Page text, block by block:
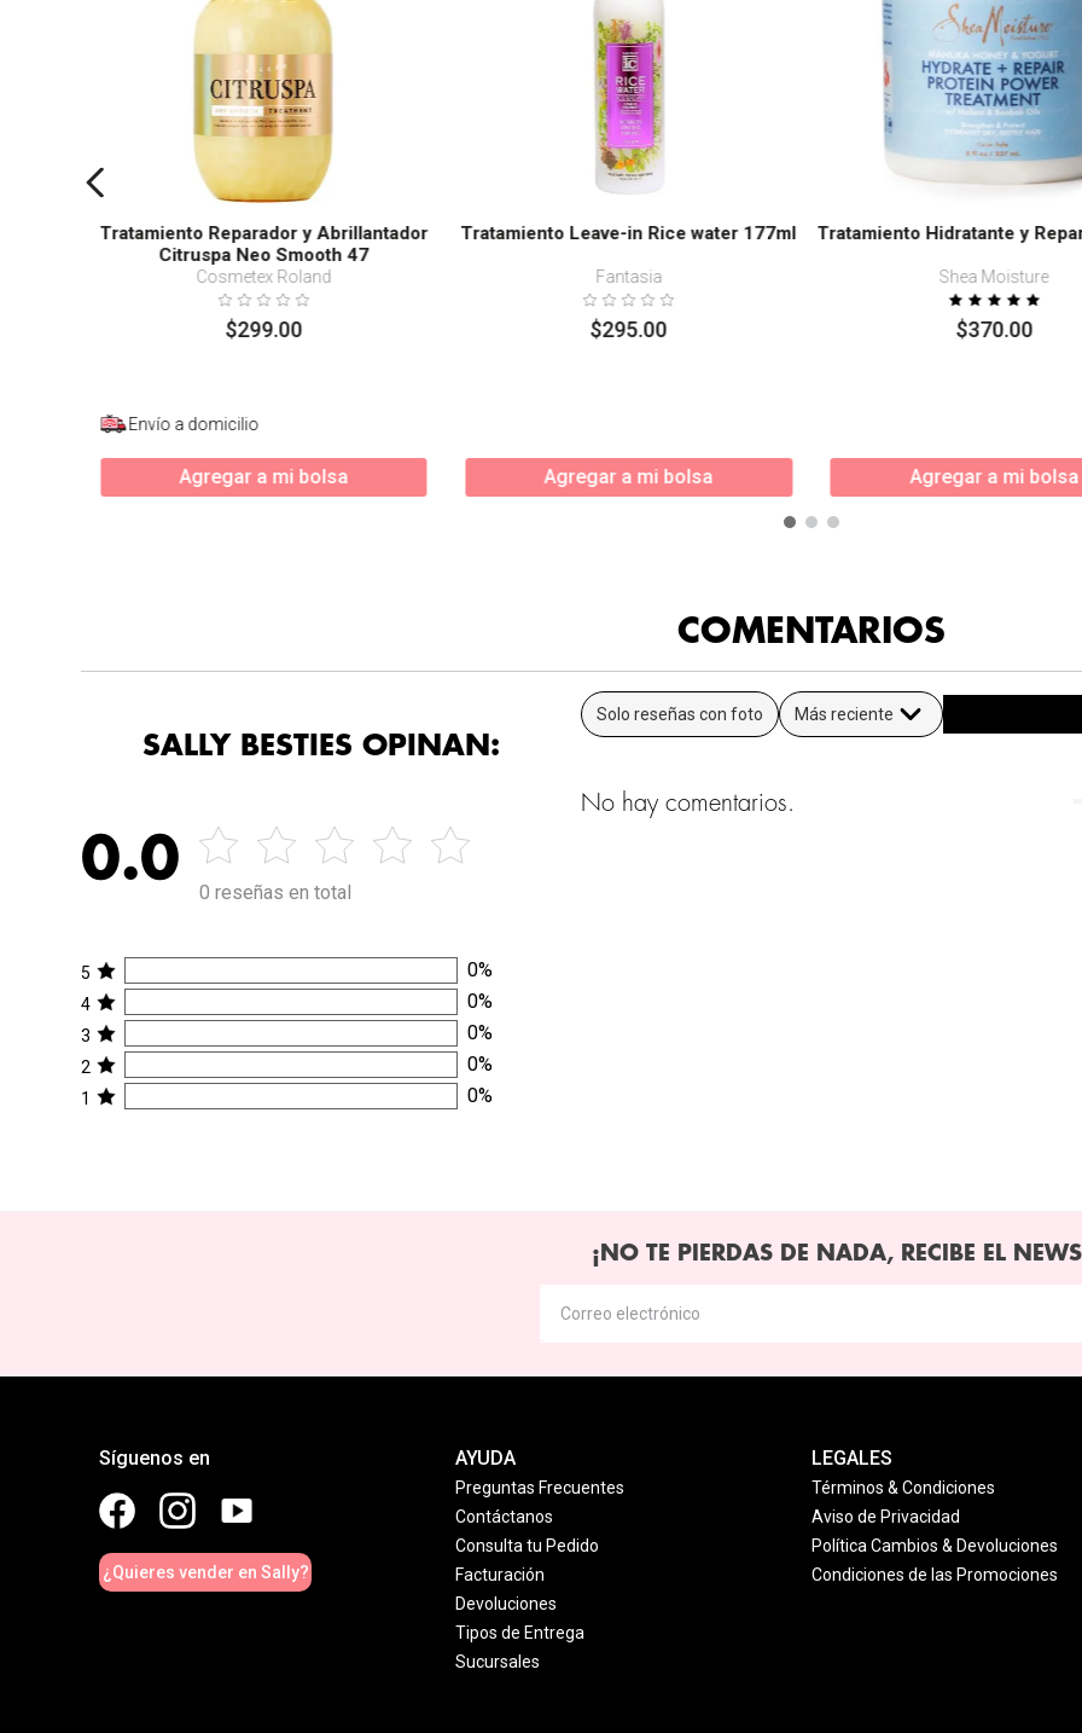
Tratamiento Reparador y Abrillantador
Citruspa Neo Smooth 47
Cosmetex Roland
$299.00
Envío a domicilio
Agregar a mi bolsa
Tratamiento Leave-in Rice water 177ml
Fantasia
$295.00
Agregar a mi bolsa
Tratamiento Hidratante y
Shea Moisture
$370.00
Agregar a mi bolsa
COMENTARIOS
SALLY BESTIES OPINAN:
0.0
0 reseñas en total
5 0%
4 0%
3 0%
2 0%
1 0%
Solo reseñas con foto Más reciente
No hay comentarios.
¡NO TE PIERDAS DE NADA, RECIBE EL
Síguenos en
¿Quieres vender en Sally?
AYUDA
Preguntas Frecuentes
Contáctanos
Consulta tu Pedido
Facturación
Devoluciones
Tipos de Entrega
Sucursales
LEGALES
Términos & Condiciones
Aviso de Privacidad
Política Cambios & Devoluciones
Condiciones de las Promociones